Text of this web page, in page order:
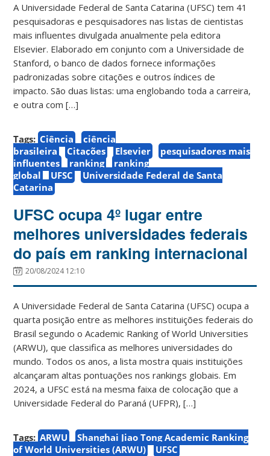
A Universidade Federal de Santa Catarina (UFSC) tem 41
pesquisadoras e pesquisadores nas listas de cientistas
mais influentes divulgada anualmente pela editora
Elsevier. Elaborado em conjunto com a Universidade de
Stanford, o banco de dados fornece informações
padronizadas sobre citações e outros índices de
impacto. São duas listas: uma englobando toda a carreira,
e outra com […]
Tags: Ciência
ciência
brasileira
Citações Elsevier
pesquisadores mais
influentes
ranking
ranking
global
UFSC
Universidade Federal de Santa
Catarina
UFSC ocupa 4º lugar entre
melhores universidades federais
do país em ranking internacional
20/08/2024 12:10
A Universidade Federal de Santa Catarina (UFSC) ocupa a
quarta posição entre as melhores instituições federais do
Brasil segundo o Academic Ranking of World Universities
(ARWU), que classifica as melhores universidades do
mundo. Todos os anos, a lista mostra quais instituições
alcançaram altas pontuações nos rankings globais. Em
2024, a UFSC está na mesma faixa de colocação que a
Universidade Federal do Paraná (UFPR), […]
Tags: ARWU
Shanghai Jiao Tong Academic Ranking
of World Universities (ARWU)
UFSC